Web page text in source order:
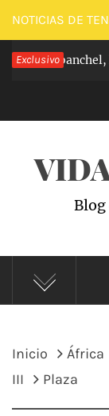
Saltar
al
contenido
NOTICIAS DE
Exclusivo
de Carabanchel,
Blog
Inicio África
III
Plaza